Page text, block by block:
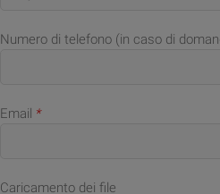
Numero di telefono (in caso di
Email *
Caricamento dei file